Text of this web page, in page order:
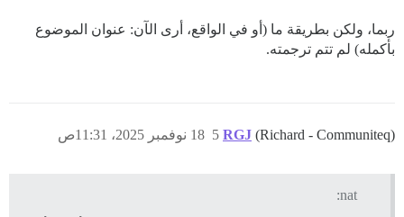
ربما، ولكن بطريقة ما (أو في الواقع، أرى الآن: عنوان الموضوع
بأكمله) لم تتم ترجمته.
RGJ (Richard - Communiteq) 18 نوفمبر 2025، 11:31ص 5
nat: